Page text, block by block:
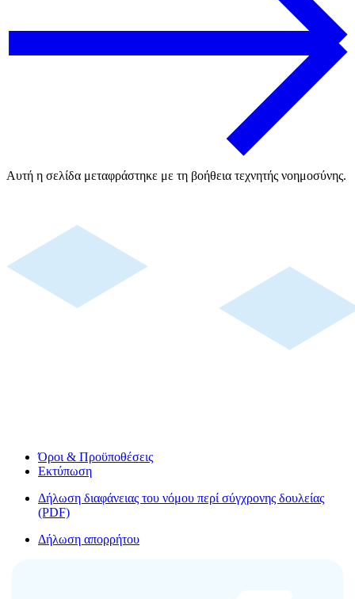
Αυτή η σελίδα μεταφράστηκε με τη βοήθεια τεχνητής νοημοσύνης.
Όροι & Προϋποθέσεις
Εκτύπωση
Δήλωση διαφάνειας του νόμου περί σύγχρονης δουλείας
(PDF)
Δήλωση απορρήτου